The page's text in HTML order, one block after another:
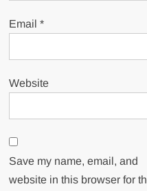
Email*
Website
Save my name, email, and
website in this browser for